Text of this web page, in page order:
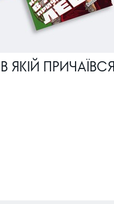
ЯКІЙ ПРИЧАЇВСЯ